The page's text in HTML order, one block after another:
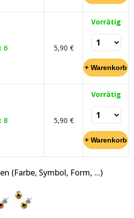
6 5,90 €
Vorrätig
8 5,90 €
Vorrätig
(Farbe, Symbol, Form, ...)